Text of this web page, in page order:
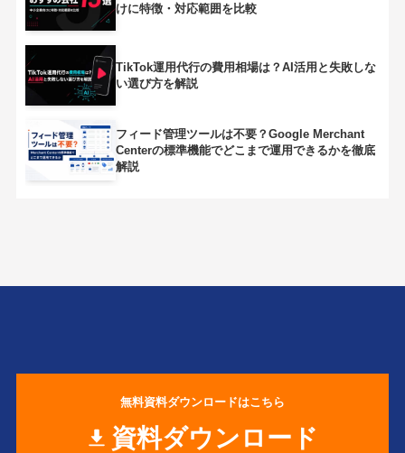
けに特徴・対応範囲を比較
TikTok運用代行の費用相場は？AI活用と失敗しな
い選び方を解説
フィード管理ツールは不要？Google Merchant
Centerの標準機能でどこまで運用できるかを徹底
解説
無料資料ダウンロードはこちら
資料ダウンロード